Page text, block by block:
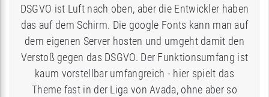
DSGVO ist Luft nach oben, aber die Entwickler haben
das auf dem Schirm. Die google Fonts kann man auf
dem eigenen Server hosten und umgeht damit den
Verstoß gegen das DSGVO. Der Funktionsumfang ist
kaum vorstellbar umfangreich - hier spielt das
Theme fast in der Liga von Avada, ohne aber so